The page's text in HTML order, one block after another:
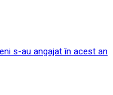
s-au angajat în acest an